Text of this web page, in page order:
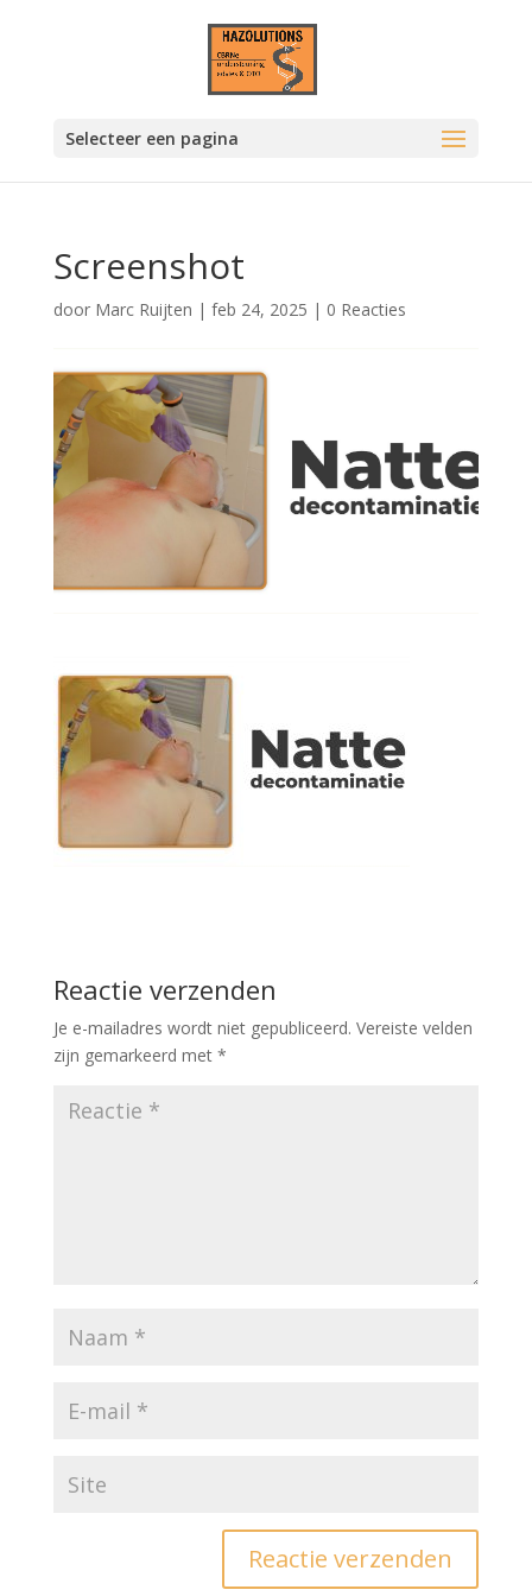
Selecteer een pagina
Screenshot
door Marc Ruijten | feb 24, 2025 | 0 Reacties
Reactie verzenden
Je e-mailadres wordt niet gepubliceerd. Vereiste velden
zijn gemarkeerd met *